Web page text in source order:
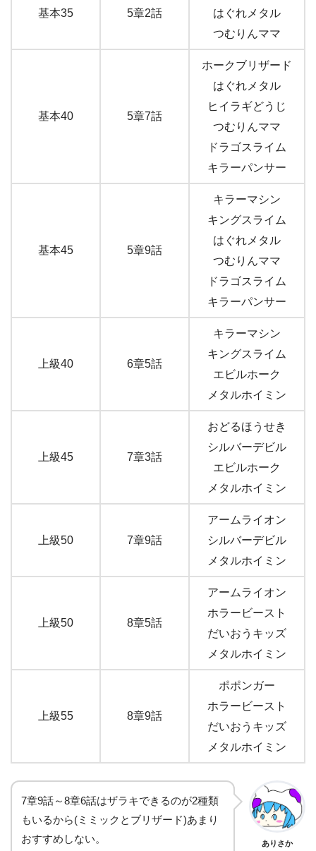
基本35 5章2話
はぐれメタル
つむりんママ
基本40 5章7話
ホークブリザード
はぐれメタル
ヒイラギどうじ
つむりんママ
ドラゴスライム
キラーパンサー
基本45 5章9話
キラーマシン
キングスライム
はぐれメタル
つむりんママ
ドラゴスライム
キラーパンサー
上級40 6章5話
キラーマシン
キングスライム
エビルホーク
メタルホイミン
上級45 7章3話
おどるほうせき
シルバーデビル
エビルホーク
メタルホイミン
上級50 7章9話
アームライオン
シルバーデビル
メタルホイミン
上級50 8章5話
アームライオン
ホラービースト
だいおうキッズ
メタルホイミン
上級55 8章9話
ポポンガー
ホラービースト
だいおうキッズ
メタルホイミン
7章9話～8章6話はザラキできるのが2種類
もいるから(ミミックとブリザード)あまり
おすすめしない。
ありさか